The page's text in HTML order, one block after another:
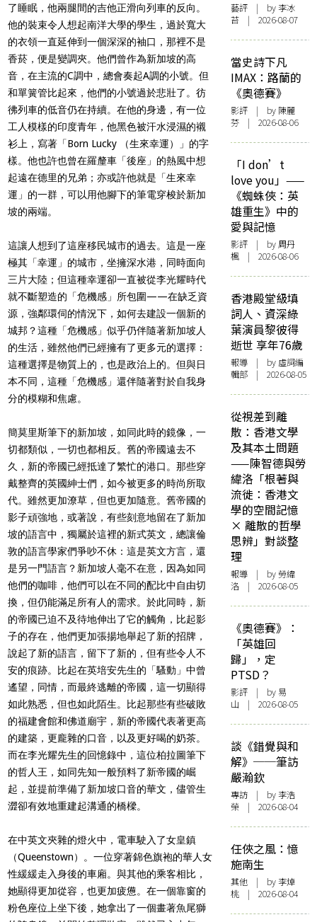
了睡眠，他兩腿間的吉他正滑向列車的反向。
他的裝束令人想起南洋大學的學生，過於寬大
的衣領一直延伸到一個深深的袖口，那裡不是
香菸，便是變調夾。他們曾作為新加坡的高
音，在主流的C調中，總會奏起A調的小號。但
和單簧管比起來，他們的小號過於悲壯了。彷
彿列車的低音仍在持續。在他的身邊，有一位
工人模樣的印度青年，他黑色被汗水浸濕的襯
衫上，寫著「Born Lucky （生來幸運）」的字
樣。他也許也曾在羅釐車「後座」的熱風中想
起遠在德里的兄弟；亦或許他就是「生來幸
運」的一群，可以用他腳下的筆電穿梭於新加
坡的兩端。
這讓人想到了這座移民城市的過去。這是一座
極其「幸運」的城市，坐擁深水港，同時面向
三片大陸；但這種幸運卻一直被從李光耀時代
就不斷塑造的「危機感」所包圍——在缺乏資
源，強鄰環伺的情況下，如何去建設一個新的
城邦？這種「危機感」似乎仍伴隨著新加坡人
的生活，雖然他們已經擁有了更多元的選擇：
這種選擇是物質上的，也是政治上的。但與日
本不同，這種「危機感」還伴隨著對於自我身
分的模糊和焦慮。
簡莫里斯筆下的新加坡，如同此時的鏡像，一
切都類似，一切也都相反。舊的帝國遠去不
久，新的帝國已經抵達了繁忙的港口。那些穿
戴整齊的英國紳士們，如今被更多的時尚所取
代。雖然更加潦草，但也更加隨意。舊帝國的
影子頑強地，或著說，有些刻意地留在了新加
坡的語言中，獨屬於這裡的新式英文，總讓倫
敦的語言學家們爭吵不休：這是英文方言，還
是另一門語言？新加坡人毫不在意，因為如同
他們的咖啡，他們可以在不同的配比中自由切
換，但仍能滿足所有人的需求。於此同時，新
的帝國已迫不及待地伸出了它的觸角，比起影
子的存在，他們更加張揚地舉起了新的招牌，
說起了新的語言，留下了新的，但有些令人不
安的痕跡。比起在英培安先生的「騷動」中曾
遙望，同情，而最終逃離的帝國，這一切顯得
如此熟悉，但也如此陌生。比起那些有些破敗
的福建會館和佛道廟宇，新的帝國代表著更高
的建築，更龐雜的口音，以及更好喝的奶茶。
而在李光耀先生的回憶錄中，這位柏拉圖筆下
的哲人王，如同先知一般預料了新帝國的崛
起，並提前準備了新加坡口音的華文，儘管生
澀卻有效地重建起溝通的橋樑。
在中英文夾雜的燈火中，電車駛入了女皇鎮
（Queenstown）。一位穿著錦色旗袍的華人女
性緩緩走入身後的車廂。與其他的乘客相比，
她顯得更加從容，也更加疲憊。在一個靠窗的
粉色座位上坐下後，她拿出了一個畫著魚尾獅
藝評 | by 李冰
苔 | 2026-08-07
當史詩下凡
IMAX：路蘭的
《奧德賽》
影評 | by 陳麗
芬 | 2026-08-06
「I don’t
love you」——
《蜘蛛俠：英
雄重生》中的
愛與記憶
影評 | by周丹
楓 | 2026-08-06
香港殿堂級填
詞人、資深綠
葉演員黎彼得
逝世 享年76歲
報導 | by 虛詞編
輯部 | 2026-08-05
從視差到離
散：香港文學
及其本土問題
——陳智德與勞
緯洛「根著與
流徙：香港文
學的空間記憶
× 離散的哲學
思辨」對談整
理
報導 | by 勞緯
洛 | 2026-08-05
《奧德賽》：
「英雄回
歸」，定
PTSD？
影評 | by 易
山 | 2026-08-05
談《錯覺與和
解》──筆訪
嚴瀚欽
專訪 | by 李浩
榮 | 2026-08-04
任俠之風：憶
施南生
其他 | by 李焯
桃 | 2026-08-04